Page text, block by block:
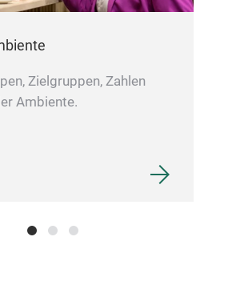
Zielgruppen, Zahlen
Ambiente.